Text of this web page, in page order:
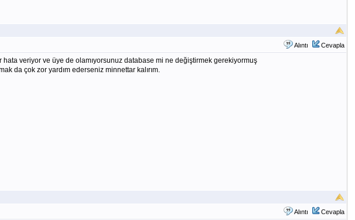
Alıntı Cevapla
veriyor ve üye de olamıyorsunuz database mi ne değiştirmek gerekiyormuş
da çok zor yardım ederseniz minnettar kalırım.
Alıntı Cevapla